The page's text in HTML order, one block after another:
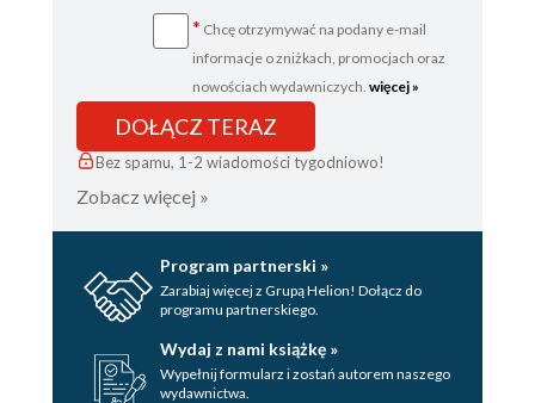
* Chcę otrzymywać na podany e-mail
informacje o zniżkach, promocjach oraz
nowościach wydawniczych. więcej »
DOŁĄCZ TERAZ
Bez spamu, 1-2 wiadomości tygodniowo!
Zobacz więcej »
Program partnerski »
Zarabiaj więcej z Grupą Helion! Dołącz do
programu partnerskiego.
Wydaj z nami książkę »
Wypełnij formularz i zostań autorem naszego
wydawnictwa.